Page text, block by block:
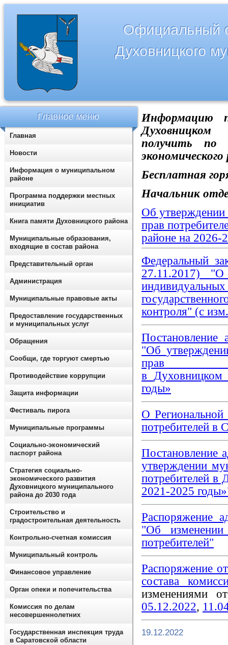
Официальный
Духовницкого
Информацию
получить по
Бесплатная
Начальник
Об
прав
районе на 2026-
Федеральный
27.11.2017)
контроля" (с
"Об
прав
в
годы»
О
потребителей в
Постановление
утверждении
потребителей в
2021-2025
Распоряжение
"Об
потребителей"
Распоряжение
состава
изменениями
05.12.2022,
19.12.2022
Главное меню
Главная
Новости
Информация о муниципальном
районе
Программа поддержки местных
инициатив
Книга памяти Духовницкого района
Муниципальные образования,
входящие в состав района
Представительный орган
Администрация
Муниципальные правовые акты
Предоставление государственных
и муниципальных услуг
Обращения
Сообщи, где торгуют смертью
Противодействие коррупции
Защита информации
Фестиваль пирога
Муниципальные программы
Социально-экономический
паспорт района
Стратегия социально-
экономического развития
Духовницкого муниципального
района до 2030 года
Строительство и
градостроительная деятельность
Контрольно-счетная комиссия
Муниципальный контроль
Финансовое управление
Орган опеки и попечительства
Комиссия по делам
несовершеннолетних
Государственная инспекция труда
в Саратовской области